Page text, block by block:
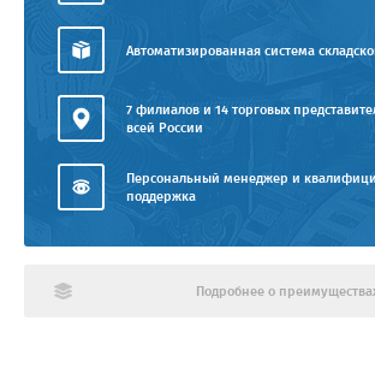
Автоматизированная система
7 филиалов и 14 торговых
всей России
Персональный менеджер и
поддержка
Подробнее о